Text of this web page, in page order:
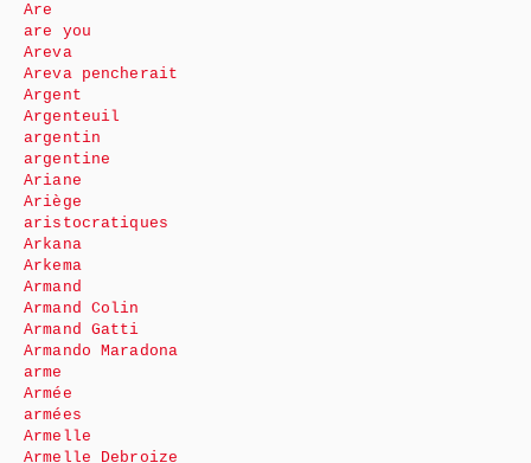
Are
are you
Areva
Areva pencherait
Argent
Argenteuil
argentin
argentine
Ariane
Ariège
aristocratiques
Arkana
Arkema
Armand
Armand Colin
Armand Gatti
Armando Maradona
arme
Armée
armées
Armelle
Armelle Debroize